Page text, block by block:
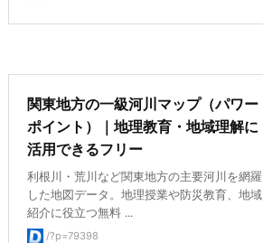
関東地方の一級河川マップ（パワー
ポイント）｜地理教育・地域理解に
活用できるフリー
利根川・荒川など関東地方の主要河川を網羅
した地図データ。地理授業や防災教育、地域
紹介に役立つ無料 ...
/?p=79398